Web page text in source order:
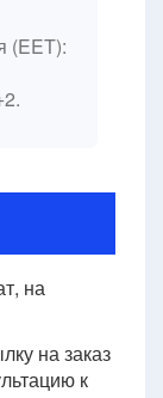
(EET):
на
на заказ
к